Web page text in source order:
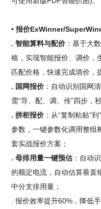
• 报价ExWinner/
. 智能算料与配价 ：基于大
格，实现智能报价、调价，
匹配价格，快速完成填价，
. 国网报价 ：自动识别国网
需“导、配、调、传”四步，
. 拼柜报价 ：从“复制粘贴”
参数，一键参数化调用整组
套实战报价方案；
. 母排用量一键预估 ：自动
的额定电流，自动估算垂直
中分支排用量；
. 报价效率提升60%，降低